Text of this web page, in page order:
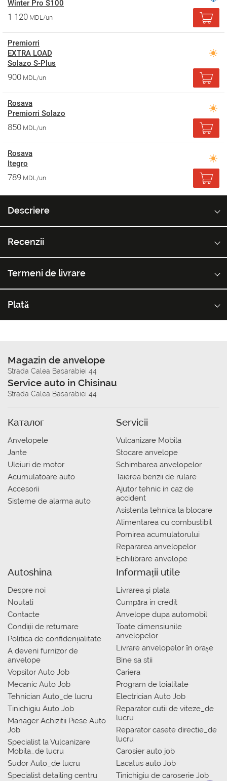
Winter Pro S100
1 120 MDL/un
Premiorri
EXTRA LOAD
Solazo S-Plus
900 MDL/un
Rosava
Premiorri Solazo
850 MDL/un
Rosava
Itegro
789 MDL/un
Descriere
Recenzii
Termeni de livrare
Plată
Magazin de anvelope
Strada Calea Basarabiei 44
Service auto in Chisinau
Strada Calea Basarabiei 44
Каталог
Anvelopele
Jante
Uleiuri de motor
Acumulatoare auto
Accesorii
Sisteme de alarma auto
Servicii
Vulcanizare Mobila
Stocare anvelope
Schimbarea anvelopelor
Taierea benzii de rulare
Ajutor tehnic in caz de
accident
Asistenta tehnica la blocare
Alimentarea cu combustibil
Pornirea acumulatorului
Repararea anvelopelor
Echilibrare anvelope
Autoshina
Despre noi
Noutati
Contacte
Condiții de returnare
Politica de confidențialitate
A deveni furnizor de
anvelope
Vopsitor Auto Job
Mecanic Auto Job
Tehnician Auto_de lucru
Tinichigiu Auto Job
Manager Achizitii Piese Auto
Job
Specialist la Vulcanizare
Mobila_de lucru
Sudor Auto_de lucru
Specialist detailing centru
Informații utile
Livrarea şi plata
Сumpăra in credit
Anvelope dupa automobil
Toate dimensiunile
anvelopelor
Livrare anvelopelor în orașe
Bine sa stii
Cariera
Program de loialitate
Electrician Auto Job
Reparator cutii de viteze_de
lucru
Reparator casete directie_de
lucru
Carosier auto job
Lacatus auto Job
Tinichigiu de caroserie Job